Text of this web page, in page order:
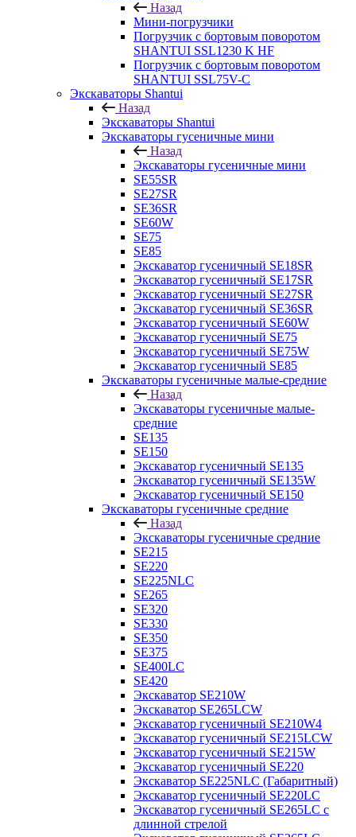
Назад
Мини-погрузчики
Погрузчик с бортовым поворотом
SHANTUI SSL1230 K HF
Погрузчик с бортовым поворотом
SHANTUI SSL75V-C
Экскаваторы Shantui
Назад
Экскаваторы Shantui
Экскаваторы гусеничные мини
Назад
Экскаваторы гусеничные мини
SE55SR
SE27SR
SE36SR
SE60W
SE75
SE85
Экскаватор гусеничный SE18SR
Экскаватор гусеничный SE17SR
Экскаватор гусеничный SE27SR
Экскаватор гусеничный SE36SR
Экскаватор гусеничный SE60W
Экскаватор гусеничный SE75
Экскаватор гусеничный SE75W
Экскаватор гусеничный SE85
Экскаваторы гусеничные малые-средние
Назад
Экскаваторы гусеничные малые-
средние
SE135
SE150
Экскаватор гусеничный SE135
Экскаватор гусеничный SE135W
Экскаватор гусеничный SE150
Экскаваторы гусеничные средние
Назад
Экскаваторы гусеничные средние
SE215
SE220
SE225NLC
SE265
SE320
SE330
SE350
SE375
SE400LC
SE420
Экскаватор SE210W
Экскаватор SE265LCW
Экскаватор гусеничный SE210W4
Экскаватор гусеничный SE215LCW
Экскаватор гусеничный SE215W
Экскаватор гусеничный SE220
Экскаватор SE225NLC (Габаритный)
Экскаватор гусеничный SE220LC
Экскаватор гусеничный SE265LC с
длинной стрелой